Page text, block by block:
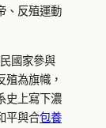
、反殖運動
國家參與
殖為旗幟，
史上寫下濃
平與合包養